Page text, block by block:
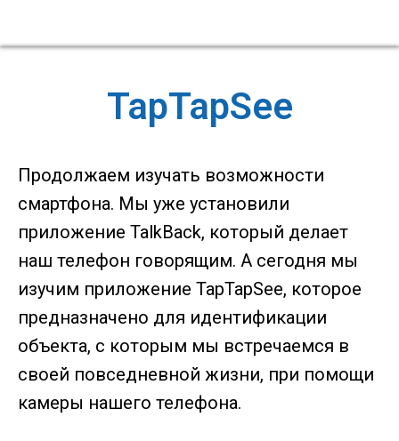
TapTapSee
Продолжаем изучать возможности
смартфона. Мы уже установили
приложение TalkBack, который делает
наш телефон говорящим. А сегодня мы
изучим приложение TapTapSee, которое
предназначено для идентификации
объекта, с которым мы встречаемся в
своей повседневной жизни, при помощи
камеры нашего телефона.